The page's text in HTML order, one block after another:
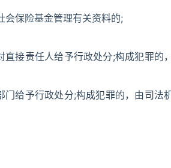
会保险基金管理有关资料的;
接责任人给予行政处分;构成犯罪的，
给予行政处分;构成犯罪的，由司法